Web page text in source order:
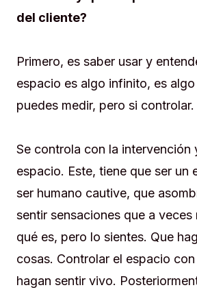
del cliente?
Primero, es saber usar y
espacio es algo infinito, es
puedes medir, pero si controlar.
Se controla con la intervención
espacio. Este, tiene que ser un
ser humano cautive, que
sentir sensaciones que a veces
qué es, pero lo sientes. Que
cosas. Controlar el espacio
hagan sentir vivo.